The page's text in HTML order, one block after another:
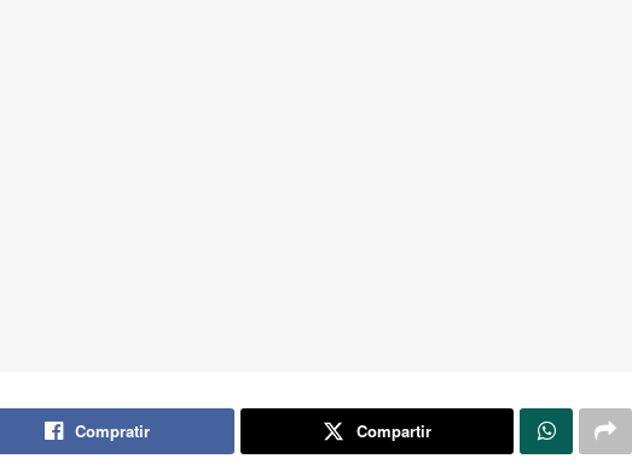
Compratir Compartir